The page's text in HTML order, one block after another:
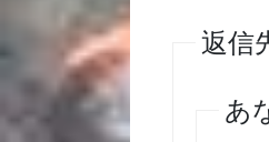
返信
あ